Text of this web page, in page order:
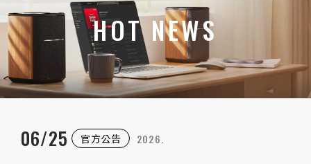
HOT NEWS
06/25 官方公告 2026.